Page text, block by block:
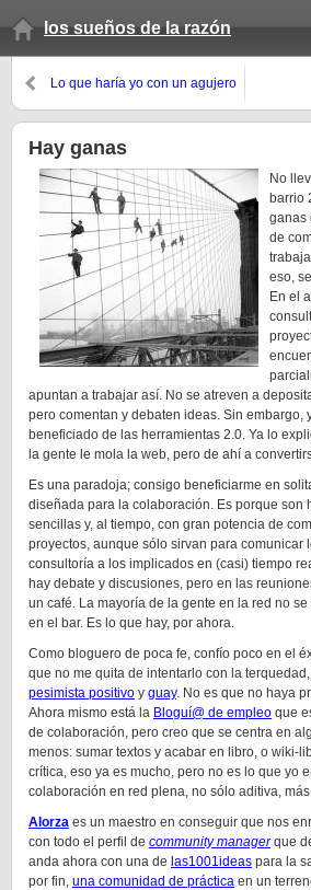
los sueños de la razón
Lo que haría yo con un agujero
Hay ganas
No
barrio
ganas
de
eso,
En el
apuntan a trabajar así. No se atreven a
pero comentan y debaten ideas. Sin embargo,
beneficiado de las herramientas 2.0. Ya lo
la gente le mola la web, pero de ahí a
Es una paradoja; consigo beneficiarme en
diseñada para la colaboración. Es porque son
sencillas y, al tiempo, con gran potencia de
proyectos, aunque sólo sirvan para comunicar
consultoría a los implicados en (casi) tiempo
hay debate y discusiones, pero en las
un café. La mayoría de la gente en la red no
en el bar. Es lo que hay, por ahora.
Como bloguero de poca fe, confío poco en el
que no me quita de intentarlo con la
pesimista positivo y guay. No es que no haya
Ahora mismo está la Bloguí@ de empleo que
de colaboración, pero creo que se centra en
menos: sumar textos y acabar en libro, o wiki-
crítica, eso ya es mucho, pero no es lo que yo
colaboración en red plena, no sólo aditiva,
Alorza es un maestro en conseguir que nos
con todo el perfil de community managerque
anda ahora con una de las1001ideas para la
por fin, una comunidad de práctica en un